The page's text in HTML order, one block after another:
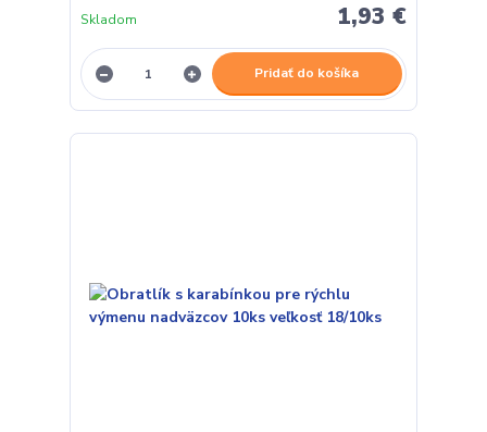
1,93 €
Skladom
Pridať do košíka